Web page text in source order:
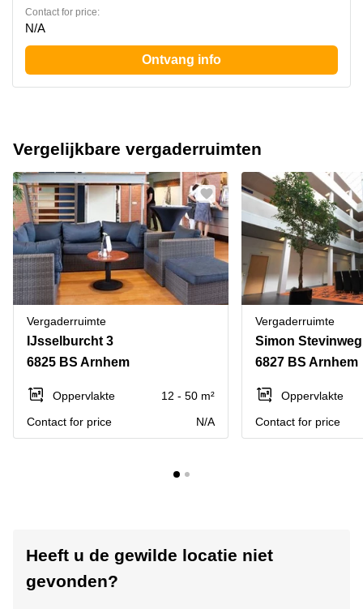
Contact for price:
N/A
Ontvang info
Vergelijkbare vergaderruimten
Vergaderruimte
IJsselburcht 3
6825 BS Arnhem
Oppervlakte
12 - 50 m²
Contact for price
N/A
Vergaderruimte
Simon
6827 BS Arnhem
Oppervlakte
Contact for price
Heeft u de gewilde locatie niet
gevonden?